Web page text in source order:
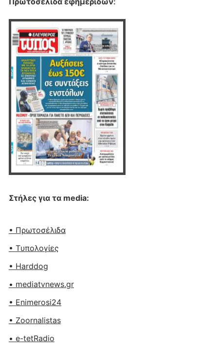
Στήλες για τα media:
• Πρωτοσέλιδα
• Tυπολογίες
• Harddog
• mediatvnews.gr
• Enimerosi24
• Zoornalistas
• e-tetRadio